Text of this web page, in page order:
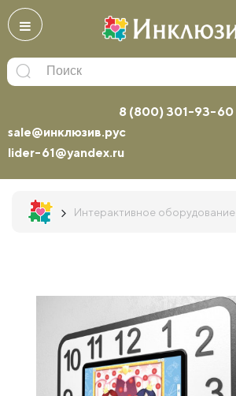
8 (800) 301-93-60
sale@инклюзив.рус
lider-61@yandex.ru
Интерактивное оборудование